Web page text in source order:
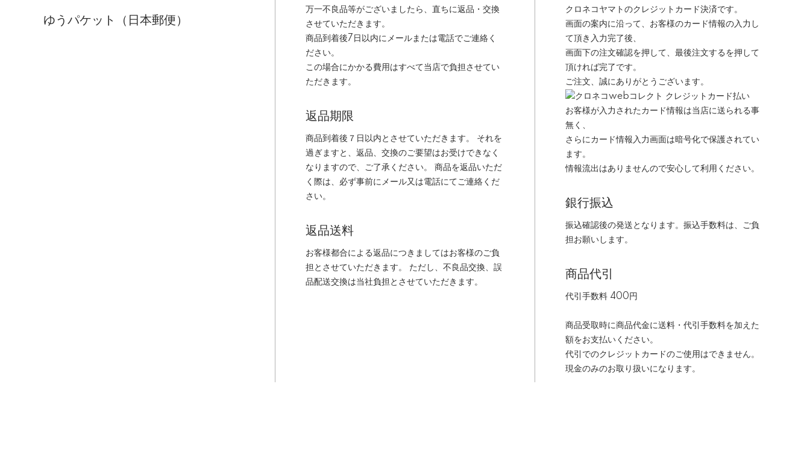
ゆうパケット（日本郵便）
万一不良品等がございましたら、直ちに返品・交換
させていただきます。
商品到着後7日以内にメールまたは電話でご連絡く
ださい。
この場合にかかる費用はすべて当店で負担させてい
ただきます。
返品期限
商品到着後７日以内とさせていただきます。 それを
過ぎますと、返品、交換のご要望はお受けできなく
なりますので、ご了承ください。 商品を返品いただ
く際は、必ず事前にメール又は電話にてご連絡くだ
さい。
返品送料
お客様都合による返品につきましてはお客様のご負
担とさせていただきます。 ただし、不良品交換、誤
品配送交換は当社負担とさせていただきます。
クロネコヤマトのクレジットカード決済です。
画面の案内に沿って、お客様のカード情報の入力し
て頂き入力完了後、
画面下の注文確認を押して、最後注文するを押して
頂ければ完了です。
ご注文、誠にありがとうございます。
お客様が入力されたカード情報は当店に送られる事
無く、
さらにカード情報入力画面は暗号化で保護されてい
ます。
情報流出はありませんので安心して利用ください。
銀行振込
振込確認後の発送となります。振込手数料は、ご負
担お願いします。
商品代引
代引手数料 400円
商品受取時に商品代金に送料・代引手数料を加えた
額をお支払いください。
代引でのクレジットカードのご使用はできません。
現金のみのお取り扱いになります。